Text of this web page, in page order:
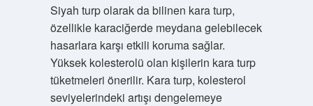
Siyah turp olarak da bilinen kara turp,
özellikle karaciğerde meydana gelebilecek
hasarlara karşı etkili koruma sağlar.
Yüksek kolesterolü olan kişilerin kara turp
tüketmeleri önerilir. Kara turp, kolesterol
seviyelerindeki artışı dengelemeye